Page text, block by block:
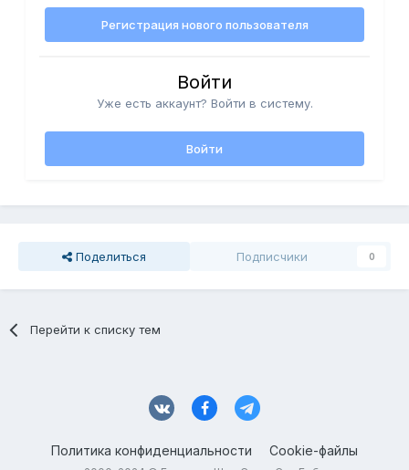
Регистрация нового пользователя
Войти
Уже есть аккаунт? Войти в систему.
Войти
Поделиться Подписчики 0
Перейти к списку тем
Политика конфиденциальности Cookie-файлы